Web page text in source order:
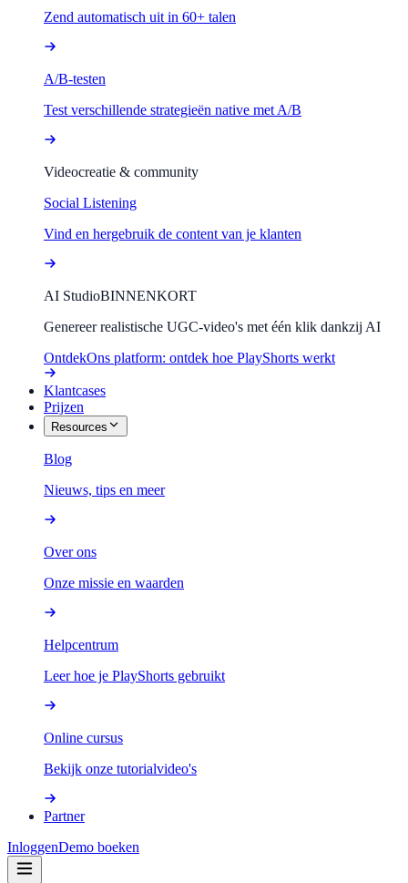
Zend automatisch uit in 60+ talen
A/B-testen
Test verschillende strategieën native met A/B
Videocreatie & community
Social Listening
Vind en hergebruik de content van je klanten
AI StudioBINNENKORT
Genereer realistische UGC-video's met één klik dankzij AI
OntdekOns platform: ontdek hoe PlayShorts werkt
Klantcases
Prijzen
Resources
Blog
Nieuws, tips en meer
Over ons
Onze missie en waarden
Helpcentrum
Leer hoe je PlayShorts gebruikt
Online cursus
Bekijk onze tutorialvideo's
Partner
InloggenDemo boeken